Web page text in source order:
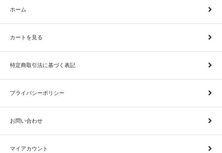
ホーム
カートを見る
特定商取引法に基づく表記
プライバシーポリシー
お問い合わせ
マイアカウント